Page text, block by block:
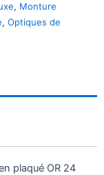
, Monture
, Optiques de
plaqué OR 24